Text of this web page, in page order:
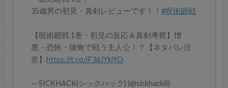
35歳男の初見・真剣レビューです！！#呪術廻戦
【呪術廻戦 1巻・初見の反応＆真剣考察】憎
悪・恐怖・後悔で戦う主人公！？【ネタバレ注
意】https://t.co/iF36JYkj9D
— SICKHACK(シックハック) (@sickhack8)